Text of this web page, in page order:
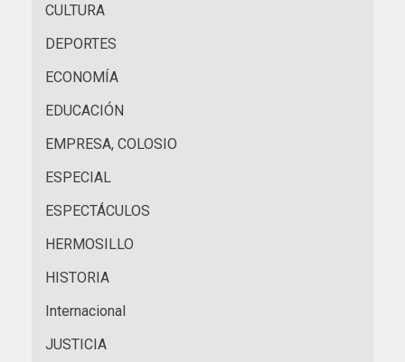
CULTURA
DEPORTES
ECONOMÍA
EDUCACIÓN
EMPRESA, COLOSIO
ESPECIAL
ESPECTÁCULOS
HERMOSILLO
HISTORIA
Internacional
JUSTICIA